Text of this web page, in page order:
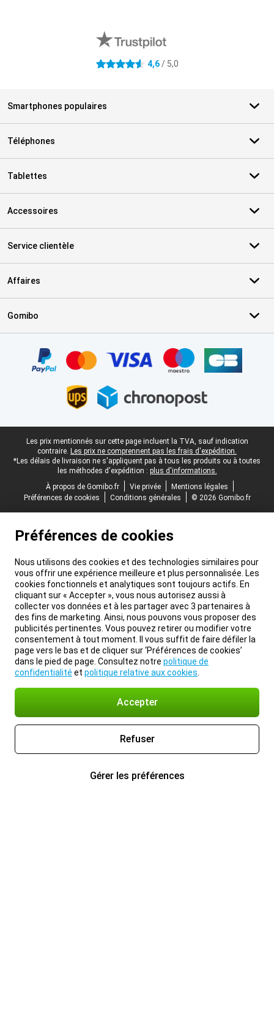
4.6 étoiles 4,6/ 5,0
Smartphones populaires
Téléphones
Tablettes
Accessoires
Service clientèle
Affaires
Gomibo
Pied-de-page légal
Les prix mentionnés sur cette page incluent la TVA, sauf indication
contraire. Les prix ne comprennent pas les frais d'expédition.
*Les délais de livraison ne s'appliquent pas à tous les produits ou à toutes
les méthodes d'expédition : plus d'informations.
À propos de Gomibo.fr
Vie privée
Mentions légales
Préférences de cookies
Conditions générales © 2026 Gomibo.fr
Préférences de cookies
Nous utilisons des cookies et des technologies similaires pour
vous offrir une expérience meilleure et plus personnalisée. Les
cookies fonctionnels et analytiques sont toujours actifs. En
cliquant sur « Accepter », vous nous autorisez aussi à
collecter vos données et à les partager avec 3 partenaires à
des fins de marketing. Ainsi, nous pouvons vous proposer des
publicités pertinentes. Vous pouvez retirer ou modifier votre
consentement à tout moment. Il vous suffit de faire défiler la
page vers le bas et de cliquer sur ‘Préférences de cookies’
dans le pied de page. Consultez notre politique de
confidentialité et politique relative aux cookies
Accepter
Refuser
Gérer les préférences